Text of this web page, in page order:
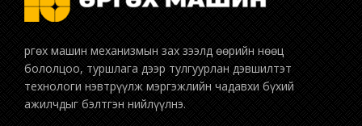
бололцоо, туршлага дээр тулгуурлан дэвшилтэт
технологи нэвтрүүлж мэргэжлийн чадавхи бүхий
ажилчдыг бэлтгэн нийлүүлнэ.